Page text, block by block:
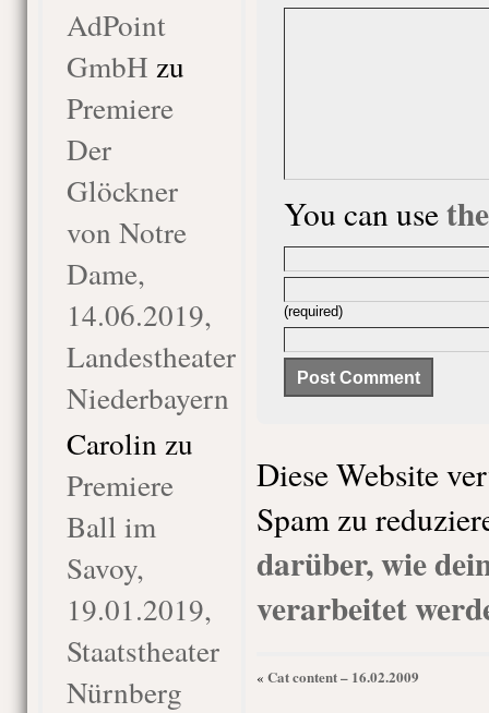
AdPoint
GmbH zu
Premiere
Der
Glöckner
von Notre
Dame,
14.06.2019,
Landestheater
Niederbayern
Carolin zu
Premiere
Ball im
Savoy,
19.01.2019,
Staatstheater
Nürnberg
You can use
(required)
Diese Website
Spam zu
darüber, wie
verarbeitet
« Cat content – 16.02.2009